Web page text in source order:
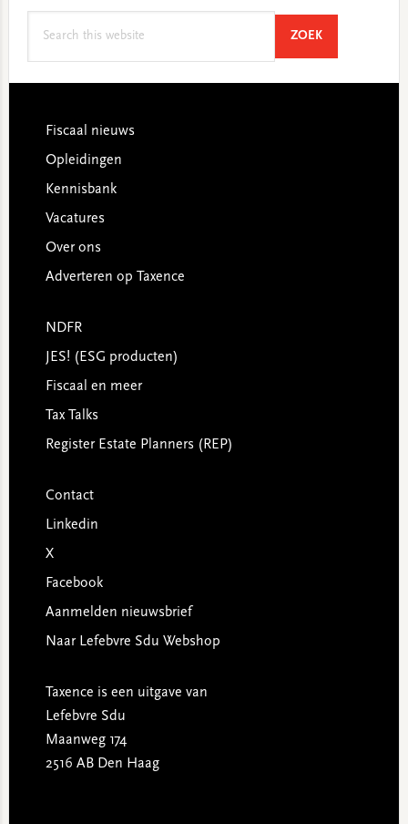
ZOEKSEARCH
Footer
Fiscaal nieuws
Opleidingen
Kennisbank
Vacatures
Over ons
Adverteren op Taxence
NDFR
JES! (ESG producten)
Fiscaal en meer
Tax Talks
Register Estate Planners (REP)
Contact
Linkedin
X
Facebook
Aanmelden nieuwsbrief
Naar Lefebvre Sdu Webshop
Taxence is een uitgave van
Lefebvre Sdu
Maanweg 174
2516 AB Den Haag